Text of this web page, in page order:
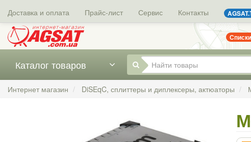
Доставка и оплата Прайс-лист Сервис Контакты
Каталог товаров
Интернет магазин DiSEqC, сплиттеры и диплексеры, актюаторы